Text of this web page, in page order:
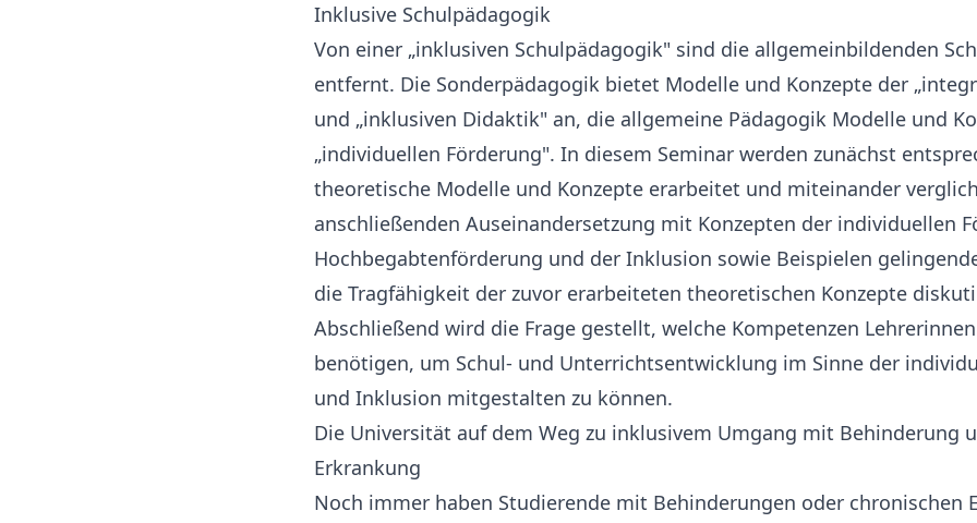
Inklusive Schulpädagogik
Von einer „inklusiven Schulpädagogik" sind die allgemeinbildenden
entfernt. Die Sonderpädagogik bietet Modelle und Konzepte der
und „inklusiven Didaktik" an, die allgemeine Pädagogik Modelle und
„individuellen Förderung". In diesem Seminar werden zunächst
theoretische Modelle und Konzepte erarbeitet und miteinander
anschließenden Auseinandersetzung mit Konzepten der individuellen
Hochbegabtenförderung und der Inklusion sowie Beispielen
die Tragfähigkeit der zuvor erarbeiteten theoretischen Konzepte
Abschließend wird die Frage gestellt, welche Kompetenzen
benötigen, um Schul- und Unterrichtsentwicklung im Sinne der
und Inklusion mitgestalten zu können.
Die Universität auf dem Weg zu inklusivem Umgang mit Behinderung
Erkrankung
Noch immer haben Studierende mit Behinderungen oder chronischen